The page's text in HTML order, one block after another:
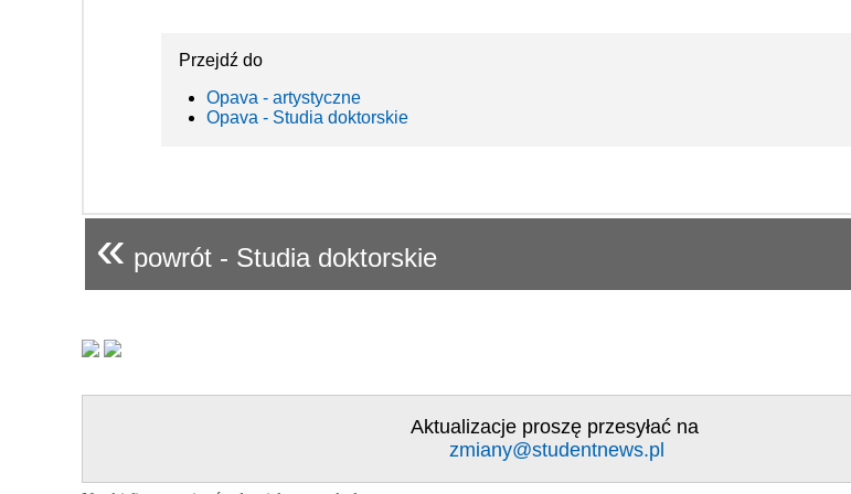
Przejdź do
Opava - artystyczne
Opava - Studia doktorskie
« powrót - Studia doktorskie
Aktualizacje proszę przesyłać na
zmiany@studentnews.pl